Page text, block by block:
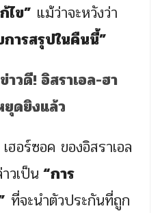
ไข” แม้ว่าจะหวังว่า
การสรุปในคืนนี้”
อร์ซอค ของอิสราเอล
วเป็น “การ
ที่จะนำตัวประกันที่ถูก